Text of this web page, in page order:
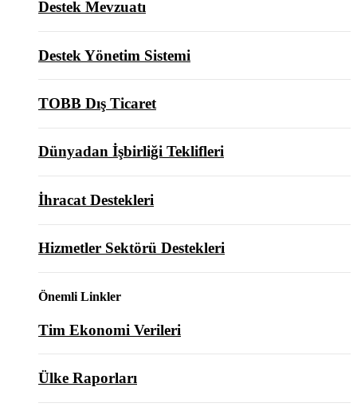
Destek Mevzuatı
Destek Yönetim Sistemi
TOBB Dış Ticaret
Dünyadan İşbirliği Teklifleri
İhracat Destekleri
Hizmetler Sektörü Destekleri
Önemli Linkler
Tim Ekonomi Verileri
Ülke Raporları